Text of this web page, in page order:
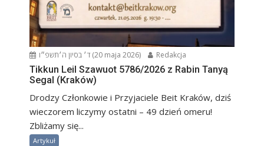
ד׳ בסיון ה׳תשפ״ו (20 maja 2026) Redakcja
Tikkun Leil Szawuot 5786/2026 z Rabin Tanyą
Segal (Kraków)
Drodzy Członkowie i Przyjaciele Beit Kraków, dziś
wieczorem liczymy ostatni – 49 dzień omeru!
Zbliżamy się...
Artykuł